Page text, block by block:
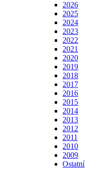
2026
2025
2024
2023
2022
2021
2020
2019
2018
2017
2016
2015
2014
2013
2012
2011
2010
2009
Ostatní